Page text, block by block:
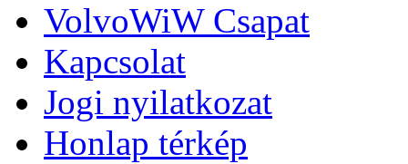
VolvoWiW Csapat
Kapcsolat
Jogi nyilatkozat
Honlap térkép